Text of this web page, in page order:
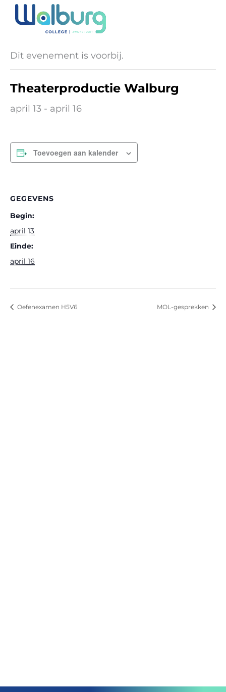
naar
inhoud
« Alle Evenementen
Dit evenement is voorbij.
Theaterproductie Walburg
april 13 - april 16
Toevoegen aan kalender
GEGEVENS
Begin:
april 13
Einde:
april 16
Oefenexamen H5V6 MOL-gesprekken